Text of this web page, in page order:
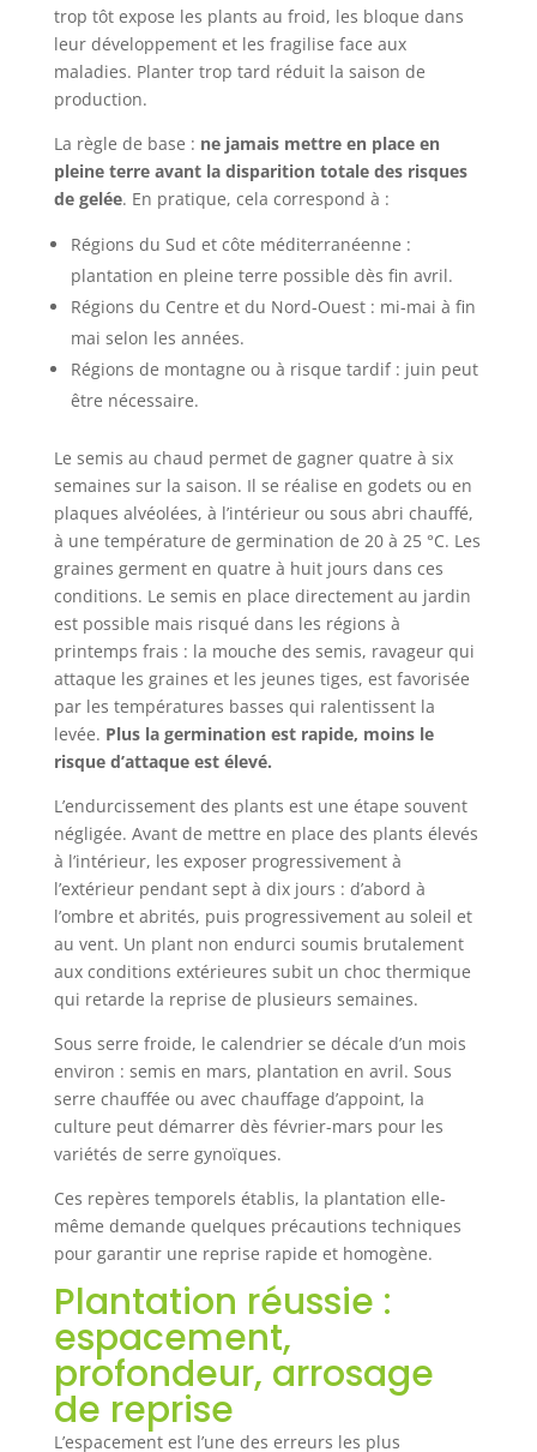
trop tôt expose les plants au froid, les bloque dans
leur développement et les fragilise face aux
maladies. Planter trop tard réduit la saison de
production.
La règle de base : ne jamais mettre en place en
pleine terre avant la disparition totale des risques
de gelée. En pratique, cela correspond à :
Régions du Sud et côte méditerranéenne :
plantation en pleine terre possible dès fin avril.
Régions du Centre et du Nord-Ouest : mi-mai à fin
mai selon les années.
Régions de montagne ou à risque tardif : juin peut
être nécessaire.
Le semis au chaud permet de gagner quatre à six
semaines sur la saison. Il se réalise en godets ou en
plaques alvéolées, à l’intérieur ou sous abri chauffé,
à une température de germination de 20 à 25 °C. Les
graines germent en quatre à huit jours dans ces
conditions. Le semis en place directement au jardin
est possible mais risqué dans les régions à
printemps frais : la mouche des semis, ravageur qui
attaque les graines et les jeunes tiges, est favorisée
par les températures basses qui ralentissent la
levée. Plus la germination est rapide, moins le
risque d’attaque est élevé.
L’endurcissement des plants est une étape souvent
négligée. Avant de mettre en place des plants élevés
à l’intérieur, les exposer progressivement à
l’extérieur pendant sept à dix jours : d’abord à
l’ombre et abrités, puis progressivement au soleil et
au vent. Un plant non endurci soumis brutalement
aux conditions extérieures subit un choc thermique
qui retarde la reprise de plusieurs semaines.
Sous serre froide, le calendrier se décale d’un mois
environ : semis en mars, plantation en avril. Sous
serre chauffée ou avec chauffage d’appoint, la
culture peut démarrer dès février-mars pour les
variétés de serre gynoïques.
Ces repères temporels établis, la plantation elle-
même demande quelques précautions techniques
pour garantir une reprise rapide et homogène.
Plantation réussie :
espacement,
profondeur, arrosage
de reprise
L’espacement est l’une des erreurs les plus